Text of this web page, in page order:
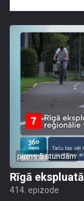
pirms 5 stundām
Rīgā
414. epizode